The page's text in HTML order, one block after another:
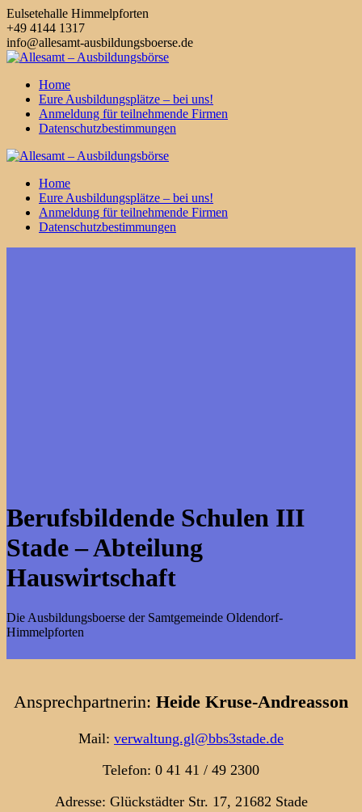
Zum
Inhalt
springen
Eulsetehalle Himmelpforten
+49 4144 1317
info@allesamt-ausbildungsboerse.de
Home
Eure Ausbildungsplätze – bei uns!
Anmeldung für teilnehmende Firmen
Datenschutzbestimmungen
Home
Eure Ausbildungsplätze – bei uns!
Anmeldung für teilnehmende Firmen
Datenschutzbestimmungen
Berufsbildende Schulen III
Stade – Abteilung
Hauswirtschaft
Die Ausbildungsboerse der Samtgemeinde Oldendorf-
Himmelpforten
Ansprechpartnerin: Heide Kruse-Andreasson
Mail: verwaltung.gl@bbs3stade.de
Telefon: 0 41 41 / 49 2300
Adresse: Glückstädter Str. 17, 21682 Stade